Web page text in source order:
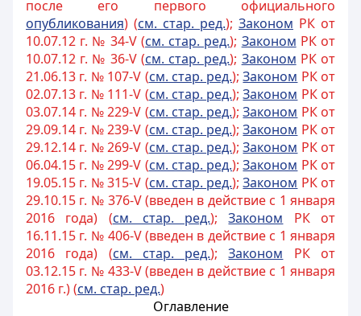
после его первого официального
опубликования) (см. стар. ред.); Законом РК от
10.07.12 г. № 34-V (см. стар. ред.); Законом РК от
10.07.12 г. № 36-V (см. стар. ред.); Законом РК от
21.06.13 г. № 107-V (см. стар. ред.);Законом РК от
02.07.13 г. № 111-V (см. стар. ред.);Законом РК от
03.07.14 г. № 229-V (см. стар. ред.);Законом РК от
29.09.14 г. № 239-V (см. стар. ред.);Законом РК от
29.12.14 г. № 269-V (см. стар. ред.);Законом РК от
06.04.15 г. № 299-V (см. стар. ред.);Законом РК от
19.05.15 г. № 315-V (см. стар. ред.);Законом РК от
29.10.15 г. № 376-V (введен в действие с 1 января
2016 года) (см. стар. ред.);Законом РК от
16.11.15 г. № 406-V (введен в действие с 1 января
2016 года) (см. стар. ред.);Законом РК от
03.12.15 г. № 433-V (введен в действие с 1 января
2016 г.) (см. стар. ред.)
Оглавление